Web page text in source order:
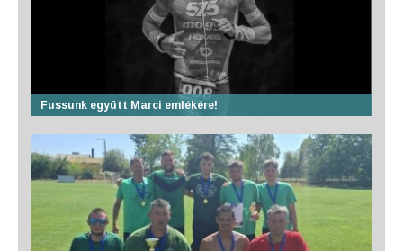
Fussunk együtt Marci emlékére!